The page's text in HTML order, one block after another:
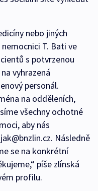
nebo jiných
T. Bati ve
s potvrzenou
vyhrazená
personál.
na odděleních,
všechny ochotné
aby nás
Následně
se na konkrétní
píše zlínská
profilu.